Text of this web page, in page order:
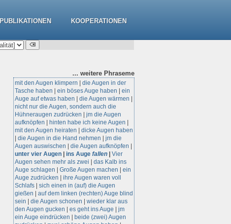
PUBLIKATIONEN KOOPERATIONEN
... weitere Phraseme
mit den Augen klimpern
die Augen in der
Tasche haben
ein böses Auge haben
ein
Auge auf etwas haben
die Augen wärmen
nicht nur die Augen, sondern auch die
Hühneraugen zudrücken
jm die Augen
aufknöpfen
hinten habe ich keine Augen
mit den Augen heiraten
dicke Augen haben
die Augen in die Hand nehmen
jm die
Augen auswischen
die Augen aufknöpfen
unter vier Augen
ins Auge fallen
Vier
Augen sehen mehr als zwei
das Kalb ins
Auge schlagen
Große Augen machen
ein
Auge zudrücken
ihre Augen waren voll
Schlafs
sich einen in (auf) die Augen
gießen
auf dem linken (rechten) Auge blind
sein
die Augen schonen
wieder klar aus
den Augen gucken
es geht ins Auge
jm
ein Auge eindrücken
beide (zwei) Augen